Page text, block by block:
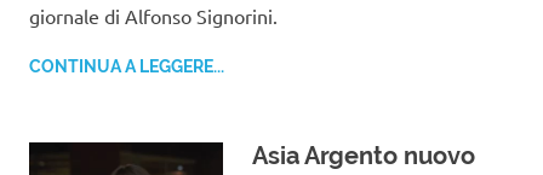
giornale di Alfonso Signorini.
CONTINUA A LEGGERE...
Asia Argento nuovo